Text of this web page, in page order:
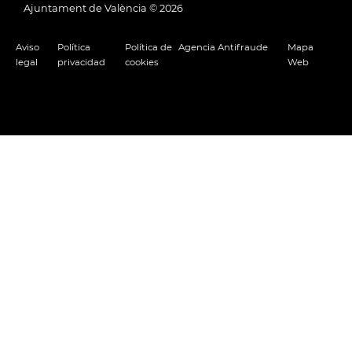
Ajuntament de València © 2026
Aviso
legal
Política
privacidad
Política de
cookies
Agencia Antifraude
Mapa
Web